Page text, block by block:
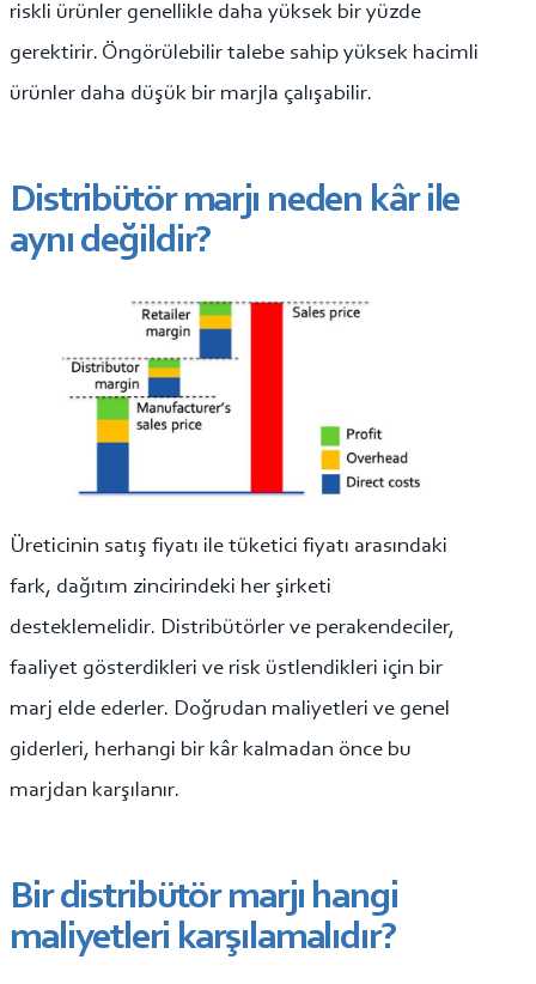
riskli ürünler genellikle daha yüksek bir yüzde
gerektirir. Öngörülebilir talebe sahip yüksek hacimli
ürünler daha düşük bir marjla çalışabilir.
Distribütör marjı neden kâr ile
aynı değildir?
Üreticinin satış fiyatı ile tüketici fiyatı arasındaki
fark, dağıtım zincirindeki her şirketi
desteklemelidir. Distribütörler ve perakendeciler,
faaliyet gösterdikleri ve risk üstlendikleri için bir
marj elde ederler. Doğrudan maliyetleri ve genel
giderleri, herhangi bir kâr kalmadan önce bu
marjdan karşılanır.
Bir distribütör marjı hangi
maliyetleri karşılamalıdır?